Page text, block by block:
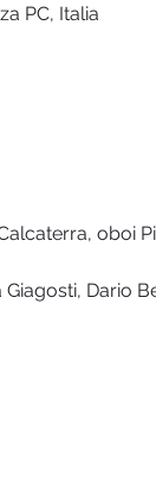
PC, Italia
oboi
Dario